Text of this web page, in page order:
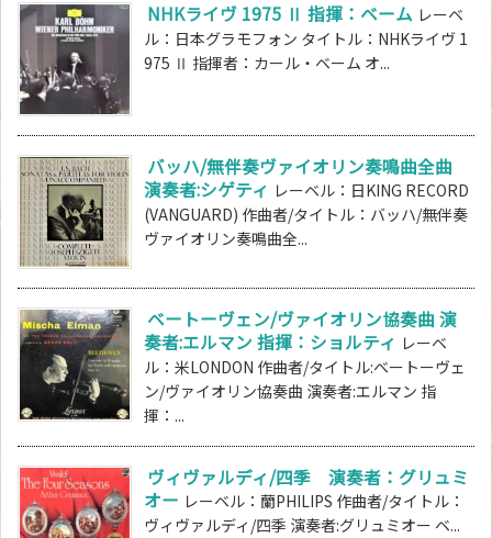
NHKライヴ 1975 Ⅱ 指揮：ベーム レーベ
ル：日本グラモフォン タイトル：NHKライヴ 1
975 Ⅱ 指揮者：カール・ベーム オ...
バッハ/無伴奏ヴァイオリン奏鳴曲全曲
演奏者:シゲティ レーベル：日KING RECORD
(VANGUARD) 作曲者/タイトル：バッハ/無伴奏
ヴァイオリン奏鳴曲全...
ベートーヴェン/ヴァイオリン協奏曲 演
奏者:エルマン 指揮：ショルティ レーベ
ル：米LONDON 作曲者/タイトル:ベートーヴェ
ン/ヴァイオリン協奏曲 演奏者:エルマン 指
揮：...
ヴィヴァルディ/四季 演奏者：グリュミ
オー レーベル：蘭PHILIPS 作曲者/タイトル：
ヴィヴァルディ/四季 演奏者:グリュミオー ベ...